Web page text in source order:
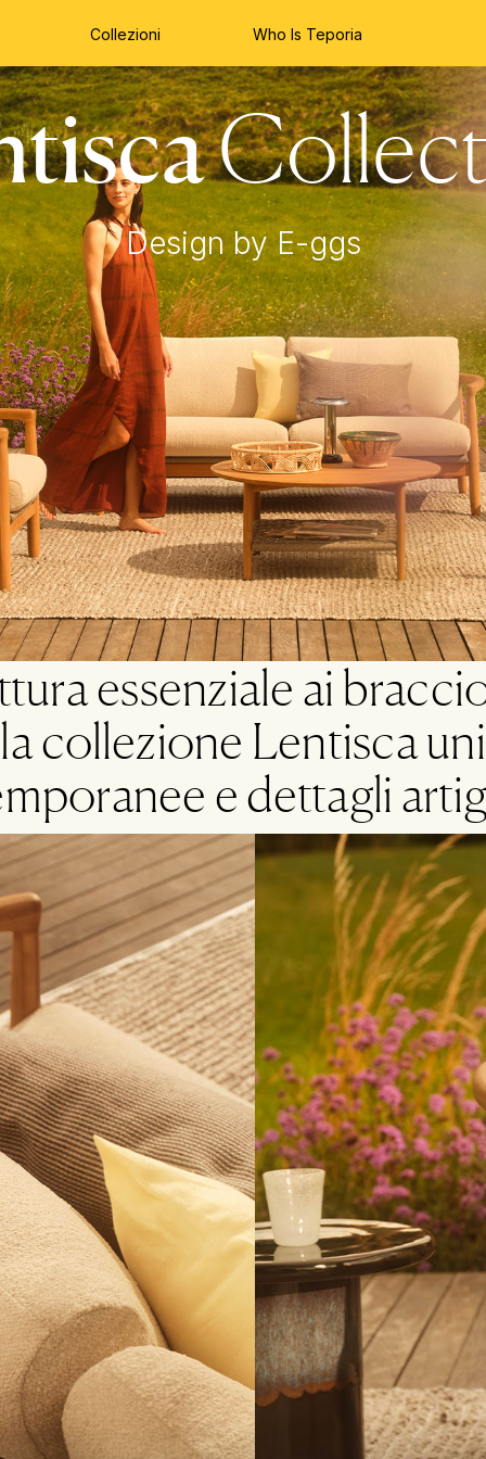
Collezioni Who Is Teporia
Design by E-ggs
essenziale ai
collezione Lentisca
e dettagli